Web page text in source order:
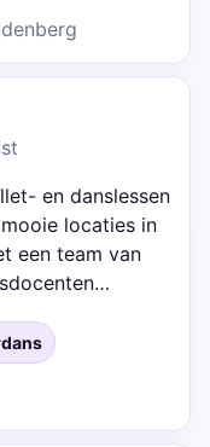
en danslessen
locaties in
een team van